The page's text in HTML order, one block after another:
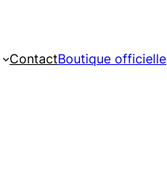
ContactBoutique officielle